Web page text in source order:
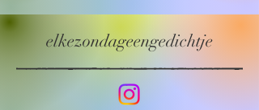
elkezondageengedichtje